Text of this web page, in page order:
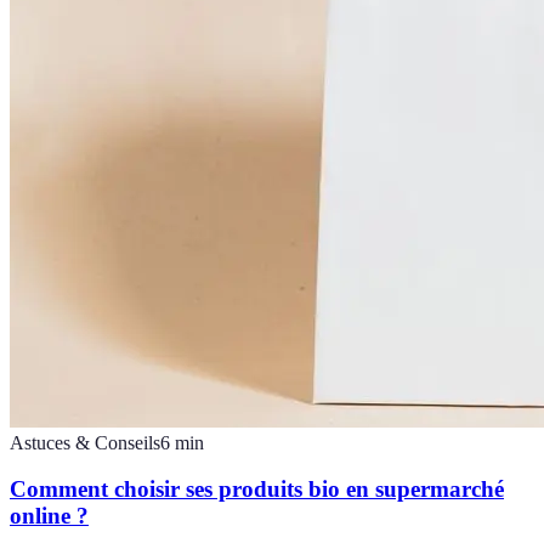
Astuces & Conseils6 min
Comment choisir ses produits bio en supermarché
online ?